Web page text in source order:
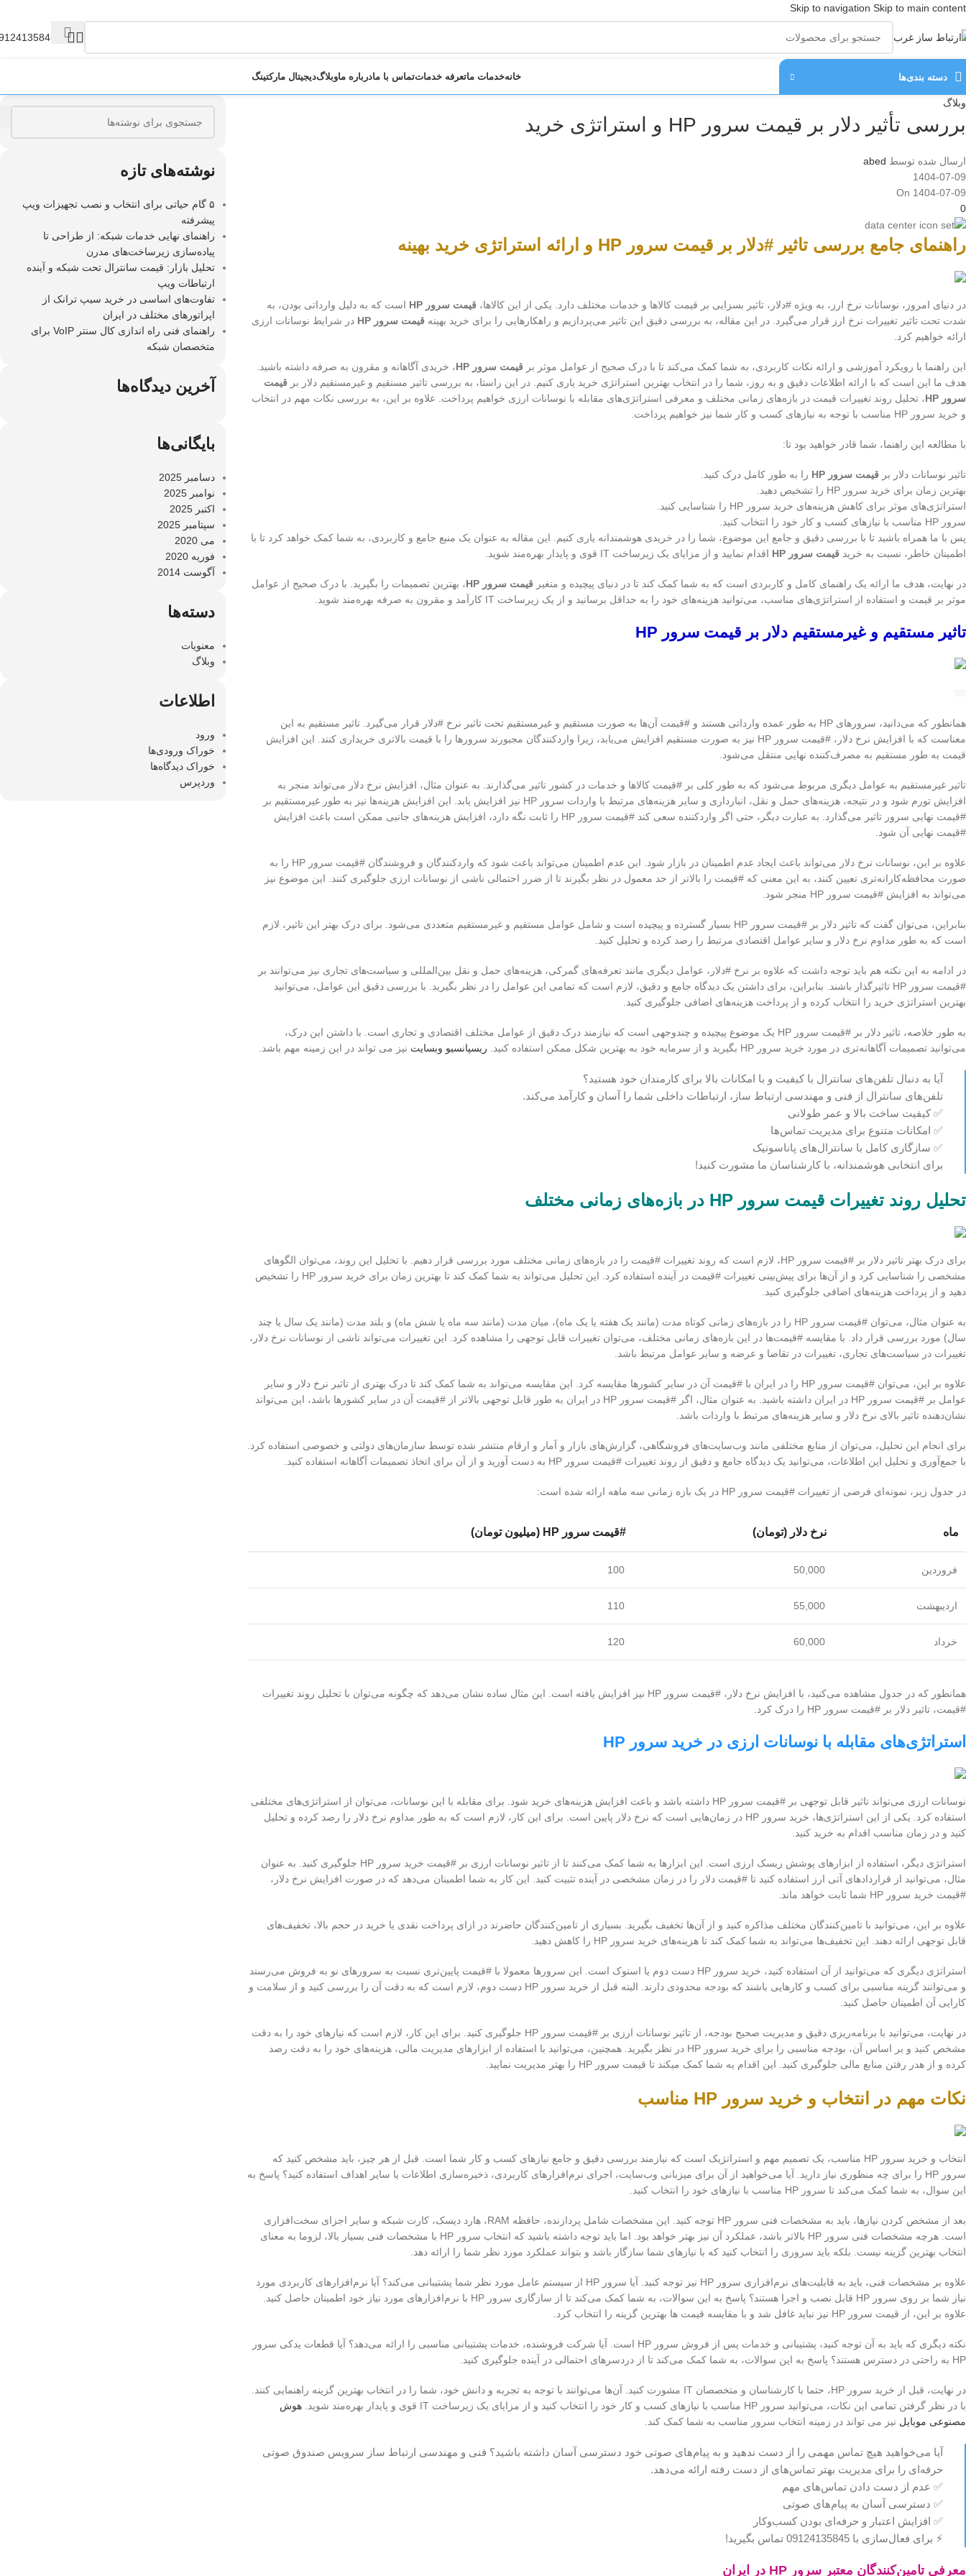
Skip to navigation Skip to main content
دسته‌ بندی‌ها خانهخدمات ماتعرفه خدماتتماس با مادرباره ماوبلاگدیجیتال مارکتینگ
وبلاگ
بررسی تأثیر دلار بر قیمت سرور HP و استراتژی خرید
ارسال شده توسط abed
1404-07-09
On 1404-07-09
0
راهنمای جامع بررسی تاثیر #دلار بر قیمت سرور HP و ارائه استراتژی خرید بهینه
در دنیای امروز، نوسانات نرخ ارز، به ویژه #دلار، تاثیر بسزایی بر قیمت کالاها و خدمات مختلف دارد. یکی از این کالاها، قیمت سرور HP
است که به دلیل وارداتی بودن، به
شدت تحت تاثیر تغییرات نرخ ارز قرار می‌گیرد. در این مقاله، به بررسی دقیق این تاثیر می‌پردازیم و راهکارهایی را برای خرید بهینه قیمت سرور HP
در شرایط نوسانات ارزی
ارائه خواهیم کرد.
این راهنما با رویکرد آموزشی و ارائه نکات کاربردی، به شما کمک می‌کند تا با درک صحیح از عوامل موثر بر قیمت سرور HP
، خریدی آگاهانه و مقرون به صرفه داشته باشید.
هدف ما این است که با ارائه اطلاعات دقیق و به روز، شما را در انتخاب بهترین استراتژی خرید یاری کنیم. در این راستا، به بررسی تاثیر مستقیم و غیرمستقیم دلار بر قیمت
سرور HP
، تحلیل روند تغییرات قیمت در بازه‌های زمانی مختلف و معرفی استراتژی‌های مقابله با نوسانات ارزی خواهیم پرداخت. علاوه بر این، به بررسی نکات مهم در انتخاب
و خرید سرور HP مناسب با توجه به نیازهای کسب و کار شما نیز خواهیم پرداخت.
با مطالعه این راهنما، شما قادر خواهید بود تا:
تاثیر نوسانات دلار بر قیمت سرور HP
را به طور کامل درک کنید.
بهترین زمان برای خرید سرور HP را تشخیص دهید.
استراتژی‌های موثر برای کاهش هزینه‌های خرید سرور HP را شناسایی کنید.
سرور HP مناسب با نیازهای کسب و کار خود را انتخاب کنید.
پس با ما همراه باشید تا با بررسی دقیق و جامع این موضوع، شما را در خریدی هوشمندانه یاری کنیم. این مقاله به عنوان یک منبع جامع و کاربردی، به شما کمک خواهد کرد تا با
اطمینان خاطر، نسبت به خرید قیمت سرور HP اقدام نمایید و از مزایای یک زیرساخت IT قوی و پایدار بهره‌مند شوید.
در نهایت، هدف ما ارائه یک راهنمای کامل و کاربردی است که به شما کمک کند تا در دنیای پیچیده و متغیر قیمت سرور HP
، بهترین تصمیمات را بگیرید. با درک صحیح از عوامل
موثر بر قیمت و استفاده از استراتژی‌های مناسب، می‌توانید هزینه‌های خود را به حداقل برسانید و از یک زیرساخت IT کارآمد و مقرون به صرفه بهره‌مند شوید.
تاثیر مستقیم و غیرمستقیم دلار بر قیمت سرور HP
همانطور که می‌دانید، سرورهای HP به طور عمده وارداتی هستند و #قیمت آن‌ها به صورت مستقیم و غیرمستقیم تحت تاثیر نرخ #دلار قرار می‌گیرد. تاثیر مستقیم به این
معناست که با افزایش نرخ دلار، #قیمت سرور HP نیز به صورت مستقیم افزایش می‌یابد، زیرا واردکنندگان مجبورند سرورها را با قیمت بالاتری خریداری کنند. این افزایش
قیمت به طور مستقیم به مصرف‌کننده نهایی منتقل می‌شود.
تاثیر غیرمستقیم به عوامل دیگری مربوط می‌شود که به طور کلی بر #قیمت کالاها و خدمات در کشور تاثیر می‌گذارند. به عنوان مثال، افزایش نرخ دلار می‌تواند منجر به
افزایش تورم شود و در نتیجه، هزینه‌های حمل و نقل، انبارداری و سایر هزینه‌های مرتبط با واردات سرور HP نیز افزایش یابد. این افزایش هزینه‌ها نیز به طور غیرمستقیم بر
#قیمت نهایی سرور تاثیر می‌گذارد. به عبارت دیگر، حتی اگر واردکننده سعی کند #قیمت سرور HP را ثابت نگه دارد، افزایش هزینه‌های جانبی ممکن است باعث افزایش
#قیمت نهایی آن شود.
علاوه بر این، نوسانات نرخ دلار می‌تواند باعث ایجاد عدم اطمینان در بازار شود. این عدم اطمینان می‌تواند باعث شود که واردکنندگان و فروشندگان #قیمت سرور HP را به
صورت محافظه‌کارانه‌تری تعیین کنند، به این معنی که #قیمت را بالاتر از حد معمول در نظر بگیرند تا از ضرر احتمالی ناشی از نوسانات ارزی جلوگیری کنند. این موضوع نیز
می‌تواند به افزایش #قیمت سرور HP منجر شود.
بنابراین، می‌توان گفت که تاثیر دلار بر #قیمت سرور HP بسیار گسترده و پیچیده است و شامل عوامل مستقیم و غیرمستقیم متعددی می‌شود. برای درک بهتر این تاثیر، لازم
است که به طور مداوم نرخ دلار و سایر عوامل اقتصادی مرتبط را رصد کرده و تحلیل کنید.
در ادامه به این نکته هم باید توجه داشت که علاوه بر نرخ #دلار، عوامل دیگری مانند تعرفه‌های گمرکی، هزینه‌های حمل و نقل بین‌المللی و سیاست‌های تجاری نیز می‌توانند بر
#قیمت سرور HP تاثیرگذار باشند. بنابراین، برای داشتن یک دیدگاه جامع و دقیق، لازم است که تمامی این عوامل را در نظر بگیرید. با بررسی دقیق این عوامل، می‌توانید
بهترین استراتژی خرید را انتخاب کرده و از پرداخت هزینه‌های اضافی جلوگیری کنید.
به طور خلاصه، تاثیر دلار بر #قیمت سرور HP یک موضوع پیچیده و چندوجهی است که نیازمند درک دقیق از عوامل مختلف اقتصادی و تجاری است. با داشتن این درک،
می‌توانید تصمیمات آگاهانه‌تری در مورد خرید سرور HP بگیرید و از سرمایه خود به بهترین شکل ممکن استفاده کنید.
ریسپانسیو وبسایت نیز می تواند در این زمینه مهم باشد.
آیا به دنبال تلفن‌های سانترال با کیفیت و با امکانات بالا برای کارمندان خود هستید؟
تلفن‌های سانترال از فنی و مهندسی ارتباط ساز، ارتباطات داخلی شما را آسان و کارآمد می‌کند.
✅ کیفیت ساخت بالا و عمر طولانی
✅ امکانات متنوع برای مدیریت تماس‌ها
✅ سازگاری کامل با سانترال‌های پاناسونیک
برای انتخابی هوشمندانه، با کارشناسان ما مشورت کنید!
تحلیل روند تغییرات قیمت سرور HP در بازه‌های زمانی مختلف
برای درک بهتر تاثیر دلار بر #قیمت سرور HP، لازم است که روند تغییرات #قیمت را در بازه‌های زمانی مختلف مورد بررسی قرار دهیم. با تحلیل این روند، می‌توان الگوهای
مشخصی را شناسایی کرد و از آن‌ها برای پیش‌بینی تغییرات #قیمت در آینده استفاده کرد. این تحلیل می‌تواند به شما کمک کند تا بهترین زمان برای خرید سرور HP را تشخیص
دهید و از پرداخت هزینه‌های اضافی جلوگیری کنید.
به عنوان مثال، می‌توان #قیمت سرور HP را در بازه‌های زمانی کوتاه مدت (مانند یک هفته یا یک ماه)، میان مدت (مانند سه ماه یا شش ماه) و بلند مدت (مانند یک سال یا چند
سال) مورد بررسی قرار داد. با مقایسه #قیمت‌ها در این بازه‌های زمانی مختلف، می‌توان تغییرات قابل توجهی را مشاهده کرد. این تغییرات می‌تواند ناشی از نوسانات نرخ دلار،
تغییرات در سیاست‌های تجاری، تغییرات در تقاضا و عرضه و سایر عوامل مرتبط باشد.
علاوه بر این، می‌توان #قیمت سرور HP را در ایران با #قیمت آن در سایر کشورها مقایسه کرد. این مقایسه می‌تواند به شما کمک کند تا درک بهتری از تاثیر نرخ دلار و سایر
عوامل بر #قیمت سرور HP در ایران داشته باشید. به عنوان مثال، اگر #قیمت سرور HP در ایران به طور قابل توجهی بالاتر از #قیمت آن در سایر کشورها باشد، این می‌تواند
نشان‌دهنده تاثیر بالای نرخ دلار و سایر هزینه‌های مرتبط با واردات باشد.
برای انجام این تحلیل، می‌توان از منابع مختلفی مانند وب‌سایت‌های فروشگاهی، گزارش‌های بازار و آمار و ارقام منتشر شده توسط سازمان‌های دولتی و خصوصی استفاده کرد.
با جمع‌آوری و تحلیل این اطلاعات، می‌توانید یک دیدگاه جامع و دقیق از روند تغییرات #قیمت سرور HP به دست آورید و از آن برای اتخاذ تصمیمات آگاهانه استفاده کنید.
در جدول زیر، نمونه‌ای فرضی از تغییرات #قیمت سرور HP در یک بازه زمانی سه ماهه ارائه شده است:
ماه نرخ دلار (تومان) #قیمت سرور HP (میلیون تومان)
فروردین 50,000
100
اردیبهشت 55,000
110
خرداد 60,000
120
همانطور که در جدول مشاهده می‌کنید، با افزایش نرخ دلار، #قیمت سرور HP نیز افزایش یافته است. این مثال ساده نشان می‌دهد که چگونه می‌توان با تحلیل روند تغییرات
#قیمت، تاثیر دلار بر #قیمت سرور HP را درک کرد.
استراتژی‌های مقابله با نوسانات ارزی در خرید سرور HP
نوسانات ارزی می‌تواند تاثیر قابل توجهی بر #قیمت سرور HP داشته باشد و باعث افزایش هزینه‌های خرید شود. برای مقابله با این نوسانات، می‌توان از استراتژی‌های مختلفی
استفاده کرد. یکی از این استراتژی‌ها، خرید سرور HP در زمان‌هایی است که نرخ دلار پایین است. برای این کار، لازم است که به طور مداوم نرخ دلار را رصد کرده و تحلیل
کنید و در زمان مناسب اقدام به خرید کنید.
استراتژی دیگر، استفاده از ابزارهای پوشش ریسک ارزی است. این ابزارها به شما کمک می‌کنند تا از تاثیر نوسانات ارزی بر #قیمت خرید سرور HP جلوگیری کنید. به عنوان
مثال، می‌توانید از قراردادهای آتی ارز استفاده کنید تا #قیمت دلار را در زمان مشخصی در آینده تثبیت کنید. این کار به شما اطمینان می‌دهد که در صورت افزایش نرخ دلار،
#قیمت خرید سرور HP شما ثابت خواهد ماند.
علاوه بر این، می‌توانید با تامین‌کنندگان مختلف مذاکره کنید و از آن‌ها تخفیف بگیرید. بسیاری از تامین‌کنندگان حاضرند در ازای پرداخت نقدی یا خرید در حجم بالا، تخفیف‌های
قابل توجهی ارائه دهند. این تخفیف‌ها می‌تواند به شما کمک کند تا هزینه‌های خرید سرور HP را کاهش دهید.
استراتژی دیگری که می‌توانید از آن استفاده کنید، خرید سرور HP دست دوم یا استوک است. این سرورها معمولا با #قیمت پایین‌تری نسبت به سرورهای نو به فروش می‌رسند
و می‌توانند گزینه مناسبی برای کسب و کارهایی باشند که بودجه محدودی دارند. البته قبل از خرید سرور HP دست دوم، لازم است که به دقت آن را بررسی کنید و از سلامت و
کارایی آن اطمینان حاصل کنید.
در نهایت، می‌توانید با برنامه‌ریزی دقیق و مدیریت صحیح بودجه، از تاثیر نوسانات ارزی بر #قیمت سرور HP جلوگیری کنید. برای این کار، لازم است که نیازهای خود را به دقت
مشخص کنید و بر اساس آن، بودجه مناسبی را برای خرید سرور HP در نظر بگیرید. همچنین، می‌توانید با استفاده از ابزارهای مدیریت مالی، هزینه‌های خود را به دقت رصد
کرده و از هدر رفتن منابع مالی جلوگیری کنید. این اقدام به شما کمک میکند تا قیمت سرور HP را بهتر مدیریت نمایید.
نکات مهم در انتخاب و خرید سرور HP مناسب
انتخاب و خرید سرور HP مناسب، یک تصمیم مهم و استراتژیک است که نیازمند بررسی دقیق و جامع نیازهای کسب و کار شما است. قبل از هر چیز، باید مشخص کنید که
سرور HP را برای چه منظوری نیاز دارید. آیا می‌خواهید از آن برای میزبانی وب‌سایت، اجرای نرم‌افزارهای کاربردی، ذخیره‌سازی اطلاعات یا سایر اهداف استفاده کنید؟ پاسخ به
این سوال، به شما کمک می‌کند تا سرور HP مناسب با نیازهای خود را انتخاب کنید.
بعد از مشخص کردن نیازها، باید به مشخصات فنی سرور HP توجه کنید. این مشخصات شامل پردازنده، حافظه RAM، هارد دیسک، کارت شبکه و سایر اجزای سخت‌افزاری
است. هرچه مشخصات فنی سرور HP بالاتر باشد، عملکرد آن نیز بهتر خواهد بود. اما باید توجه داشته باشید که انتخاب سرور HP با مشخصات فنی بسیار بالا، لزوما به معنای
انتخاب بهترین گزینه نیست. بلکه باید سروری را انتخاب کنید که با نیازهای شما سازگار باشد و بتواند عملکرد مورد نظر شما را ارائه دهد.
علاوه بر مشخصات فنی، باید به قابلیت‌های نرم‌افزاری سرور HP نیز توجه کنید. آیا سرور HP از سیستم عامل مورد نظر شما پشتیبانی می‌کند؟ آیا نرم‌افزارهای کاربردی مورد
نیاز شما بر روی سرور HP قابل نصب و اجرا هستند؟ پاسخ به این سوالات، به شما کمک می‌کند تا از سازگاری سرور HP با نرم‌افزارهای مورد نیاز خود اطمینان حاصل کنید.
علاوه بر این، از قیمت سرور HP نیز نباید غافل شد و با مقایسه قیمت ها بهترین گزینه را انتخاب کرد.
نکته دیگری که باید به آن توجه کنید، پشتیبانی و خدمات پس از فروش سرور HP است. آیا شرکت فروشنده، خدمات پشتیبانی مناسبی را ارائه می‌دهد؟ آیا قطعات یدکی سرور
HP به راحتی در دسترس هستند؟ پاسخ به این سوالات، به شما کمک می‌کند تا از دردسرهای احتمالی در آینده جلوگیری کنید.
در نهایت، قبل از خرید سرور HP، حتما با کارشناسان و متخصصان IT مشورت کنید. آن‌ها می‌توانند با توجه به تجربه و دانش خود، شما را در انتخاب بهترین گزینه راهنمایی کنند.
با در نظر گرفتن تمامی این نکات، می‌توانید سرور HP مناسب با نیازهای کسب و کار خود را انتخاب کنید و از مزایای یک زیرساخت IT قوی و پایدار بهره‌مند شوید.
هوش
مصنوعی موبایل نیز می تواند در زمینه انتخاب سرور مناسب به شما کمک کند.
آیا می‌خواهید هیچ تماس مهمی را از دست ندهید و به پیام‌های صوتی خود دسترسی آسان داشته باشید؟ فنی و مهندسی ارتباط ساز سرویس صندوق صوتی
حرفه‌ای را برای مدیریت بهتر تماس‌های از دست رفته ارائه می‌دهد.
✅ عدم از دست دادن تماس‌های مهم
✅ دسترسی آسان به پیام‌های صوتی
✅ افزایش اعتبار و حرفه‌ای بودن کسب‌وکار
⚡ برای فعال‌سازی با 09124135845 تماس بگیرید!
معرفی تامین‌کنندگان معتبر سرور HP در ایران
نوشته‌های تازه
۵ گام حیاتی برای انتخاب و نصب تجهیزات ویپ
پیشرفته
راهنمای نهایی خدمات شبکه: از طراحی تا
پیاده‌سازی زیرساخت‌های مدرن
تحلیل بازار: قیمت سانترال تحت شبکه و آینده
ارتباطات ویپ
تفاوت‌های اساسی در خرید سیپ ترانک از
اپراتورهای مختلف در ایران
راهنمای فنی راه اندازی کال سنتر VoIP برای
متخصصان شبکه
آخرین دیدگاه‌ها
بایگانی‌ها
دسامبر 2025
نوامبر 2025
اکتبر 2025
سپتامبر 2025
می 2020
فوریه 2020
آگوست 2014
دسته‌ها
معنویات
وبلاگ
اطلاعات
ورود
خوراک ورودی‌ها
خوراک دیدگاه‌ها
وردپرس